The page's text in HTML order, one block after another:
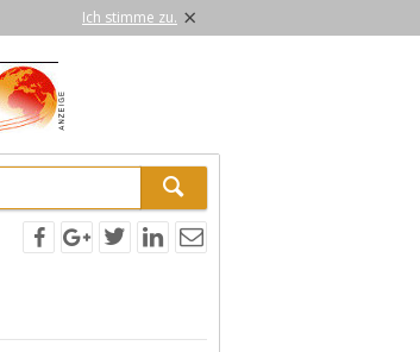
Ich stimme zu. ×